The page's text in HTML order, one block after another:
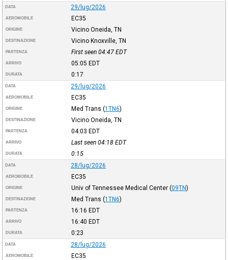
DATA 29/lug/2026
AEROMOBILE EC35
ORIGINE Vicino Oneida, TN
DESTINAZIONE Vicino Knoxville, TN
PARTENZA First seen 04:47 EDT
ARRIVO 05:05 EDT
DURATA 0:17
DATA 29/lug/2026
AEROMOBILE EC35
ORIGINE Med Trans (1TN6)
DESTINAZIONE Vicino Oneida, TN
PARTENZA 04:03 EDT
ARRIVO Last seen 04:18 EDT
DURATA 0:15
DATA 28/lug/2026
AEROMOBILE EC35
ORIGINE Univ of Tennessee Medical Center (09TN)
DESTINAZIONE Med Trans (1TN6)
PARTENZA 16:16 EDT
ARRIVO 16:40 EDT
DURATA 0:23
DATA 28/lug/2026
AEROMOBILE EC35